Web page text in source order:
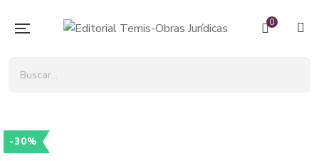
0
-30%